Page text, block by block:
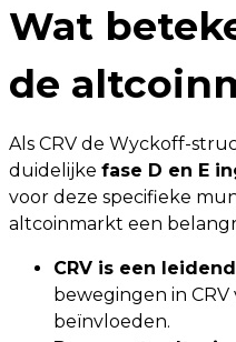
Wat
de
Als CRV de Wyckoff-
duidelijke fase D en E
voor deze specifieke
altcoinmarkt een
CRV is een
bewegingen in
beïnvloeden.